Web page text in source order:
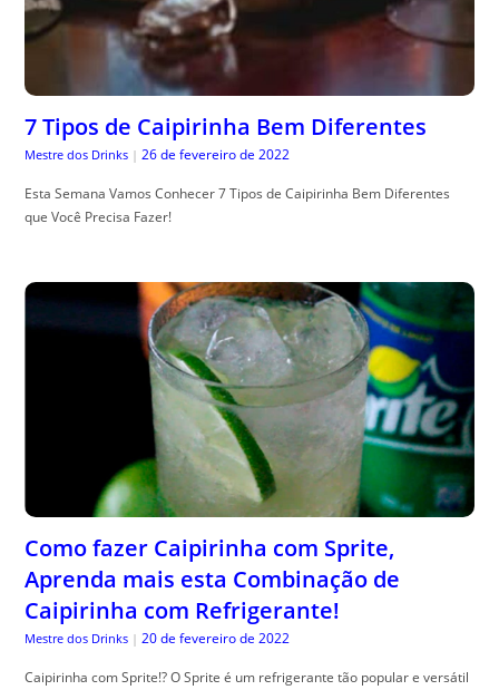
7 Tipos de Caipirinha Bem Diferentes
Mestre dos Drinks | 26 de fevereiro de 2022
Esta Semana Vamos Conhecer 7 Tipos de Caipirinha Bem Diferentes
que Você Precisa Fazer!
Como fazer Caipirinha com Sprite,
Aprenda mais esta Combinação de
Caipirinha com Refrigerante!
Mestre dos Drinks | 20 de fevereiro de 2022
Caipirinha com Sprite!? O Sprite é um refrigerante tão popular e versátil